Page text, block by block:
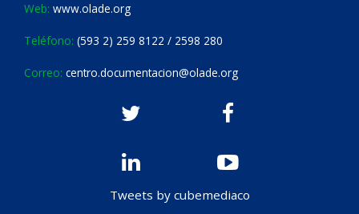
Web: www.olade.org
Teléfono: (593 2) 259 8122 / 2598 280
Correo: centro.documentacion@olade.org
Tweets by cubemediaco